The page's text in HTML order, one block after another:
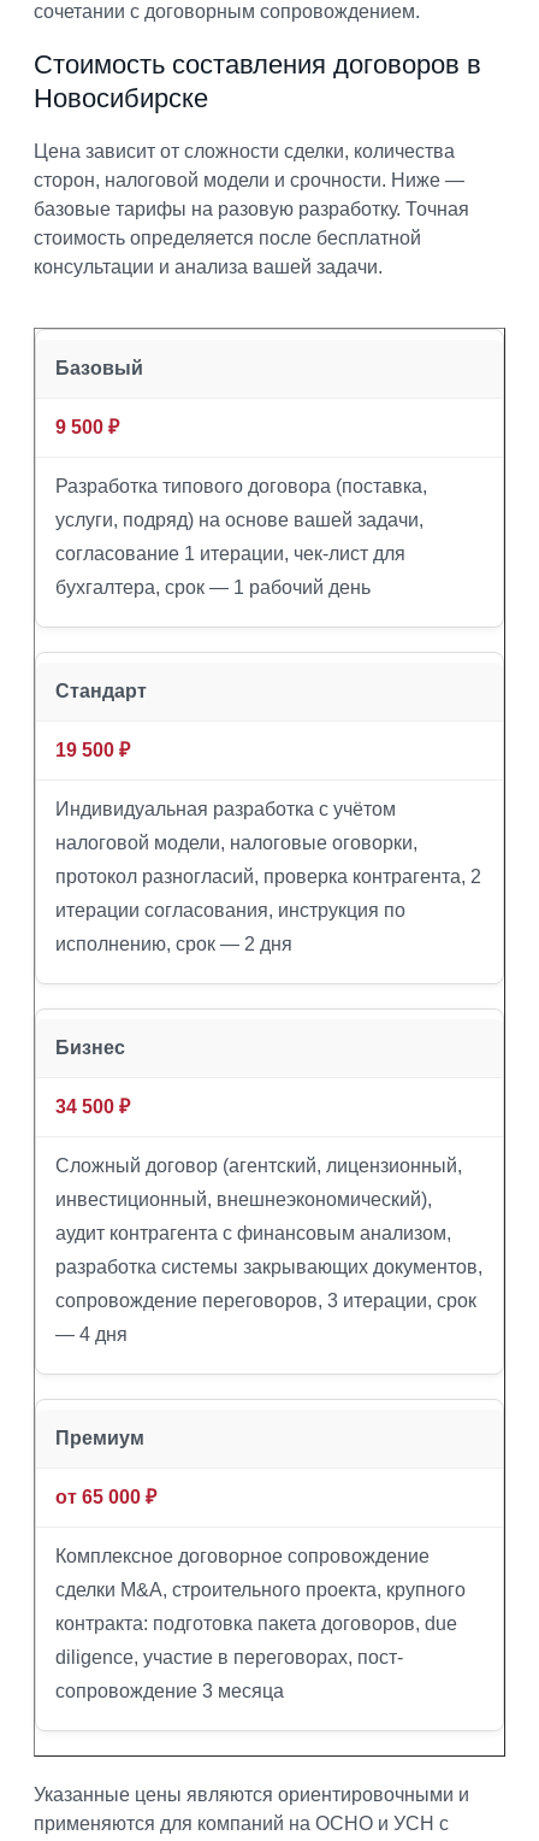
сочетании с договорным сопровождением.
Стоимость составления договоров в
Новосибирске
Цена зависит от сложности сделки, количества
сторон, налоговой модели и срочности. Ниже —
базовые тарифы на разовую разработку. Точная
стоимость определяется после бесплатной
консультации и анализа вашей задачи.
Базовый
9 500 ₽
Разработка типового договора (поставка,
услуги, подряд) на основе вашей задачи,
согласование 1 итерации, чек-лист для
бухгалтера, срок — 1 рабочий день
Стандарт
19 500 ₽
Индивидуальная разработка с учётом
налоговой модели, налоговые оговорки,
протокол разногласий, проверка контрагента, 2
итерации согласования, инструкция по
исполнению, срок — 2 дня
Бизнес
34 500 ₽
Сложный договор (агентский, лицензионный,
инвестиционный, внешнеэкономический),
аудит контрагента с финансовым анализом,
разработка системы закрывающих документов,
сопровождение переговоров, 3 итерации, срок
— 4 дня
Премиум
от 65 000 ₽
Комплексное договорное сопровождение
сделки M&A, строительного проекта, крупного
контракта: подготовка пакета договоров, due
diligence, участие в переговорах, пост-
сопровождение 3 месяца
Указанные цены являются ориентировочными и
применяются для компаний на ОСНО и УСН с